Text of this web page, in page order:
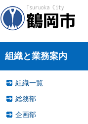
組織と業務案内
組織一覧
総務部
企画部